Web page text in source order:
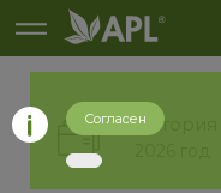
История
Согласен